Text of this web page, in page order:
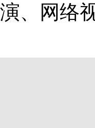
演、网络